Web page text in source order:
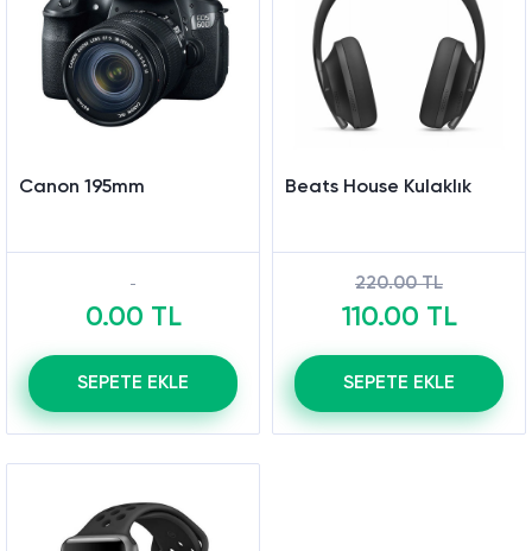
Canon 195mm
0.00 TL
SEPETE EKLE
Beats House Kulaklık
220.00 TL
110.00 TL
SEPETE EKLE